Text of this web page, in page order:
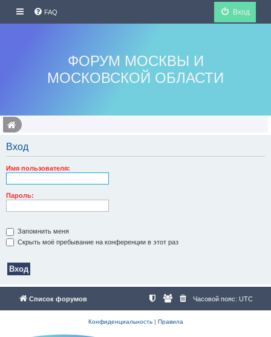
FAQ Вход
ФОРУМ МОСКВЫ И
МОСКОВСКОЙ ОБЛАСТИ
Вход
Имя пользователя:
Пароль:
Запомнить меня
Скрыть моё пребывание на конференции в этот раз
Список форумов Часовой пояс: UTC
Конфиденциальность| Правила